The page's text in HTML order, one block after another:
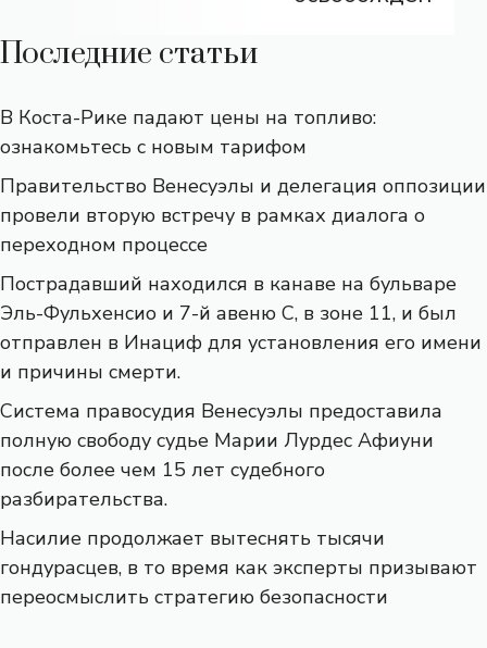
Последние статьи
В Коста-Рике падают цены на топливо:
ознакомьтесь с новым тарифом
Правительство Венесуэлы и делегация оппозиции
провели вторую встречу в рамках диалога о
переходном процессе
Пострадавший находился в канаве на бульваре
Эль-Фульхенсио и 7-й авеню С, в зоне 11, и был
отправлен в Инациф для установления его имени
и причины смерти.
Система правосудия Венесуэлы предоставила
полную свободу судье Марии Лурдес Афиуни
после более чем 15 лет судебного
разбирательства.
Насилие продолжает вытеснять тысячи
гондурасцев, в то время как эксперты призывают
переосмыслить стратегию безопасности